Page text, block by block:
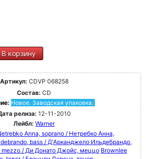
В корзину
Артикул: CDVP 068258
Состав: CD
Новое. Заводская упаковка.
релиза: 12-11-2010
Лейбл: Warner
Anna, soprano / Нетребко Анна,
bass / Д'Арканджело Ильдебрандо,
mezzo / Ди Донато Джойс, меццо Brownlee